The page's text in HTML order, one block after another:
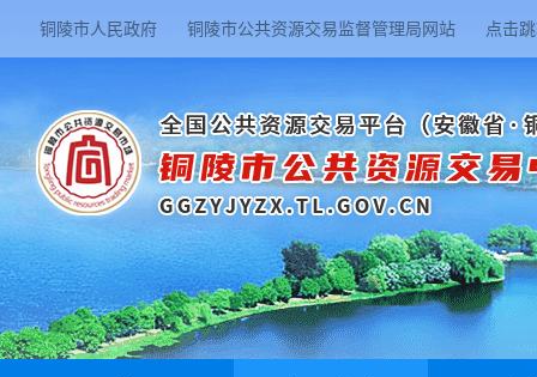
铜陵市人民政府 铜陵市公共资源交易监督管理局网站 点击